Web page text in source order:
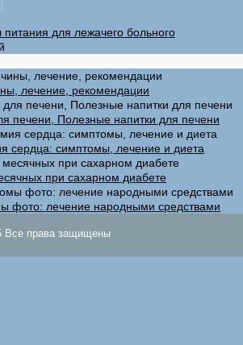
для лежачего больного
лечение, рекомендации
печени, Полезные напитки для печени
сердца: симптомы, лечение и диета
при сахарном диабете
фото: лечение народными средствами
Все права защищены